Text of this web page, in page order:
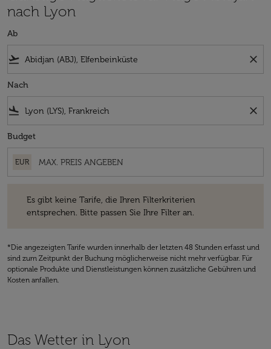
nach Lyon
Ab
flight_takeoff close
Nach
flight_land close
Budget
EUR
Es gibt keine Tarife, die Ihren Filterkriterien
entsprechen. Bitte passen Sie Ihre Filter an.
*Die angezeigten Tarife wurden innerhalb der letzten 48 Stunden erfasst und
sind zum Zeitpunkt der Buchung möglicherweise nicht mehr verfügbar. Für
optionale Produkte und Dienstleistungen können zusätzliche Gebühren und
Kosten anfallen.
Das Wetter in Lyon